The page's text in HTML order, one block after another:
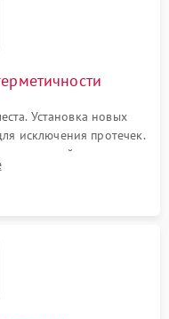
Установка новых
исключения протечек.
системы,
поплавка.